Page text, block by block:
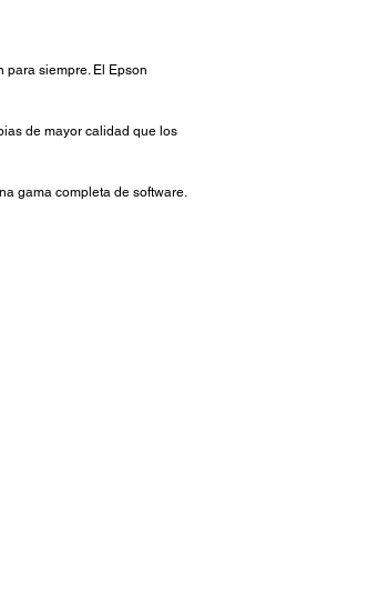
siempre. El Epson
de mayor calidad que los
gama completa de software.